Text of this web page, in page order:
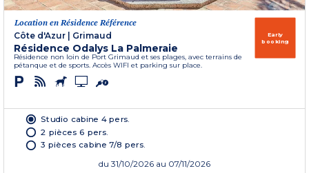
Location en Résidence Référence
Côte d'Azur
Grimaud
Résidence Odalys La Palmeraie
Résidence non loin de Port Grimaud et ses plages, avec terrains de
pétanque et de sports. Accès WIFI et parking sur place.
Early
booking
Studio cabine 4 pers.
2 pièces 6 pers.
3 pièces cabine 7/8 pers.
du 31/10/2026 au 07/11/2026